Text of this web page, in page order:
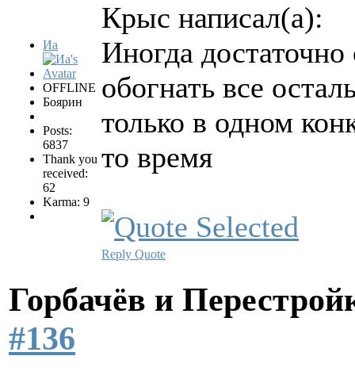
Иа
OFFLINE
Боярин
Posts:
6837
Thank you
received:
62
Karma: 9
Крыс написал(а):
Иногда
обогнать все
только в одном
то время
Reply Quote
Горбачёв и
#136